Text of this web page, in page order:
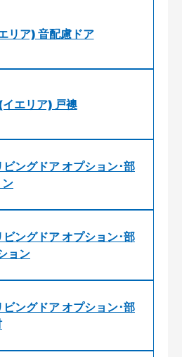
リア) 音配慮ドア
エリア) 戸襖
ングドア オプション･部
ングドア オプション･部
ョン
ングドア オプション･部